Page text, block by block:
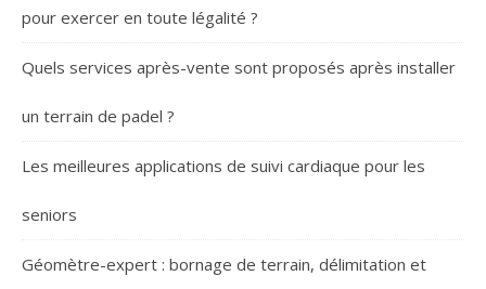
pour exercer en toute légalité ?
Quels services après-vente sont proposés après installer
un terrain de padel ?
Les meilleures applications de suivi cardiaque pour les
seniors
Géomètre-expert : bornage de terrain, délimitation et